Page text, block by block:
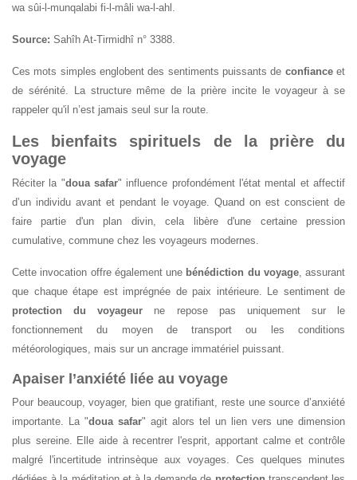
wa sûi-l-munqalabi fi-l-mâli wa-l-ahl.
Source: Sahîh At-Tirmidhî n° 3388.
Ces mots simples englobent des sentiments puissants de confianceet
de sérénité. La structure même de la prière incite le voyageur à se
rappeler qu'il n’est jamais seul sur la route.
Les bienfaits spirituels de la prière du
voyage
Réciter la "doua safar" influence profondément l'état mental et affectif
d’un individu avant et pendant le voyage. Quand on est conscient de
faire partie d'un plan divin, cela libère d'une certaine pression
cumulative, commune chez les voyageurs modernes.
Cette invocation offre également une bénédiction du voyage, assurant
que chaque étape est imprégnée de paix intérieure. Le sentiment de
protection du voyageur ne repose pas uniquement sur le
fonctionnement du moyen de transport ou les conditions
météorologiques, mais sur un ancrage immatériel puissant.
Apaiser l’anxiété liée au voyage
Pour beaucoup, voyager, bien que gratifiant, reste une source d’anxiété
importante. La "doua safar" agit alors tel un lien vers une dimension
plus sereine. Elle aide à recentrer l'esprit, apportant calme et contrôle
malgré l'incertitude intrinsèque aux voyages. Ces quelques minutes